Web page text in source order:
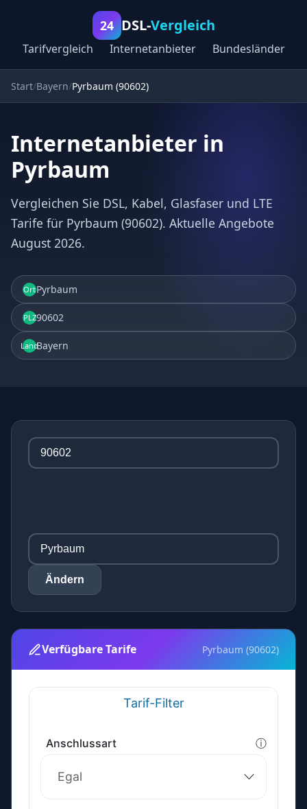
24 DSL-Vergleich
Tarifvergleich Internetanbieter Bundesländer
Start Bayern Pyrbaum (90602)
Internetanbieter in
Pyrbaum
Vergleichen Sie DSL, Kabel, Glasfaser und LTE
Tarife für Pyrbaum (90602). Aktuelle Angebote
August 2026.
OrtPyrbaum
PLZ90602
LandBayern
Ändern
Verfügbare Tarife Pyrbaum (90602)